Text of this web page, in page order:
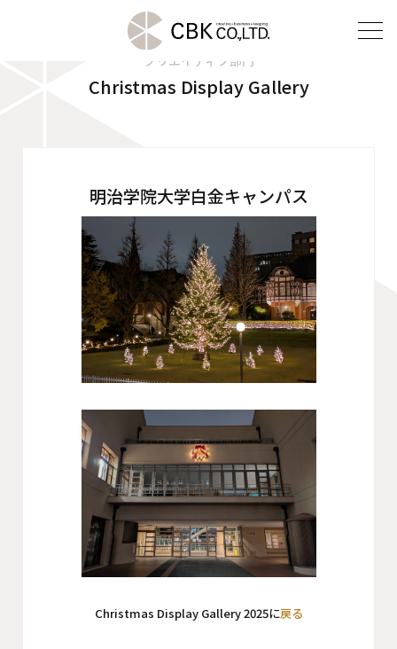
建装部門
ビルメンテナンス部門
会社案内
ご挨拶
企業理念
会社概要
沿革
役員一覧
組織図
グループ会社
アクセス
クリエイティブ部門
Christmas Display Gallery
明治学院大学白金キャンパス
Christmas Display Gallery 2025に戻る